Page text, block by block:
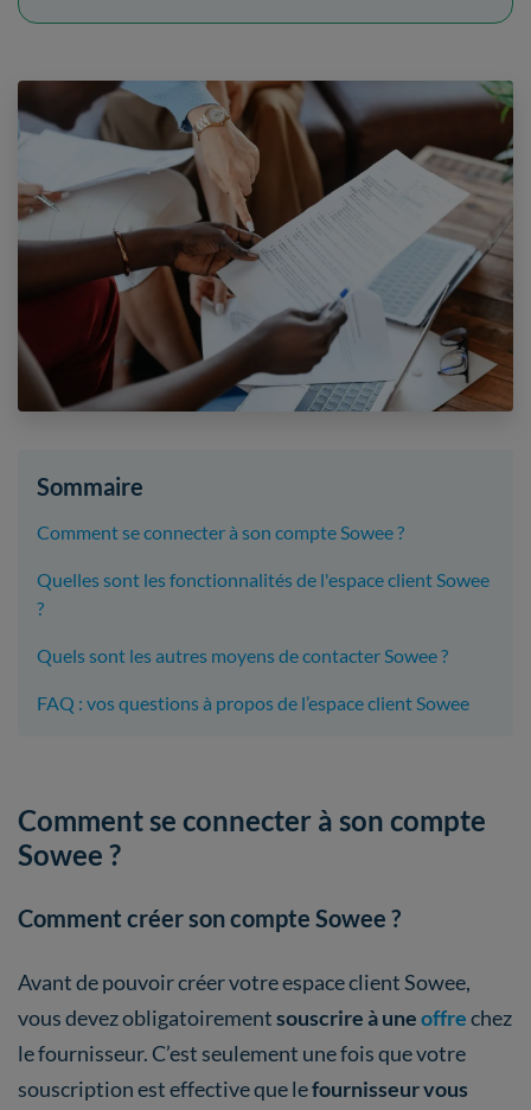
Sommaire
Comment se connecter à son compte Sowee ?
Quelles sont les fonctionnalités de l'espace client Sowee
?
Quels sont les autres moyens de contacter Sowee ?
FAQ : vos questions à propos de l’espace client Sowee
Comment se connecter à son compte
Sowee ?
Comment créer son compte Sowee ?
Avant de pouvoir créer votre espace client Sowee,
vous devez obligatoirementsouscrire à uneoffrechez
le fournisseur. C’est seulement une fois que votre
souscription est effective que lefournisseur vous